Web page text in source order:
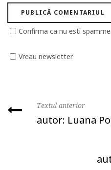
Confirma ca nu esti
Vreau newsletter
Textul anterior
autor: Luana